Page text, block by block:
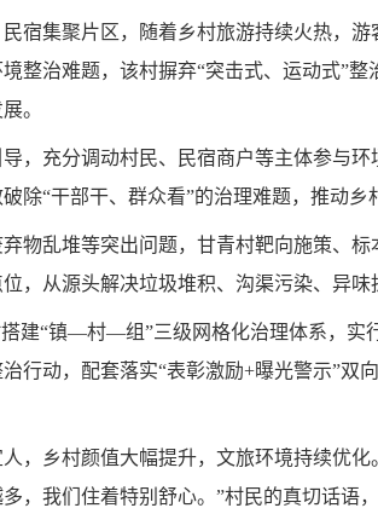
宿集聚片区，随着乡村旅游持续火热，
整治难题，该村摒弃“突击式、运动式”
。
，充分调动村民、民宿商户等主体参与
除“干部干、群众看”的治理难题，推动乡
物乱堆等突出问题，甘青村靶向施策、
，从源头解决垃圾堆积、沟渠污染、异味
建“镇—村—组”三级网格化治理体系，
行动，配套落实“表彰激励+曝光警示”双
，乡村颜值大幅提升，文旅环境持续优
，我们住着特别舒心。”村民的真切话语